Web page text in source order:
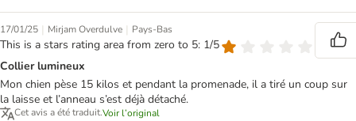
17/01/25 | Mirjam Overdulve | Pays-Bas
This is a stars rating area from zero to 5: 1/5
Collier lumineux
Mon chien pèse 15 kilos et pendant la promenade, il a tiré un coup sur
la laisse et l’anneau s’est déjà détaché.
Cet avis a été traduit.Voir l’original